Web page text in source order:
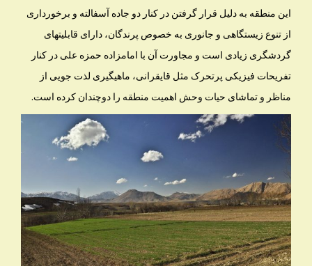
این منطقه به دلیل قرار گرفتن در کنار دو جاده آسفالته و برخورداری
از تنوع زیستگاهی و جانوری به خصوص پرندگان، دارای قابلیتهای
گردشگری زیادی است و مجاورت آن با امامزاده حمزه علی در کنار
تفریحات فیزیکی پرتحرک مثل قایقرانی، ماهیگیری لذت جویی از
مناظر و تماشای حیات وحش اهمیت منطقه را دوچندان کرده است.